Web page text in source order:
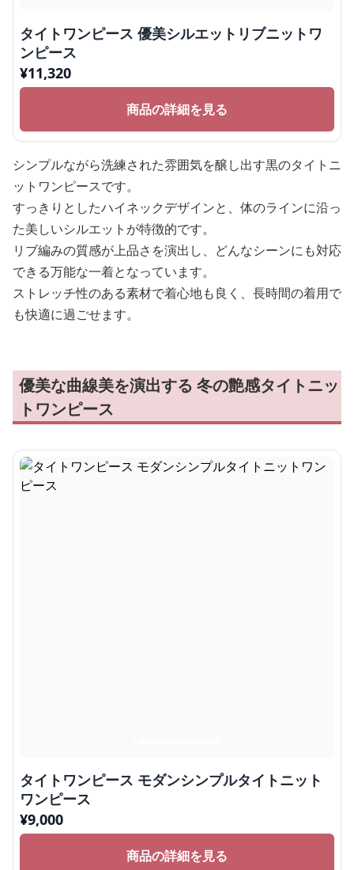
タイトワンピース 優美シルエットリブニットワ
ンピース
¥11,320
商品の詳細を見る
シンプルながら洗練された雰囲気を醸し出す黒のタイトニ
ットワンピースです。
すっきりとしたハイネックデザインと、体のラインに沿っ
た美しいシルエットが特徴的です。
リブ編みの質感が上品さを演出し、どんなシーンにも対応
できる万能な一着となっています。
ストレッチ性のある素材で着心地も良く、長時間の着用で
も快適に過ごせます。
優美な曲線美を演出する 冬の艶感タイトニッ
トワンピース
タイトワンピース モダンシンプルタイトニット
ワンピース
¥9,000
商品の詳細を見る